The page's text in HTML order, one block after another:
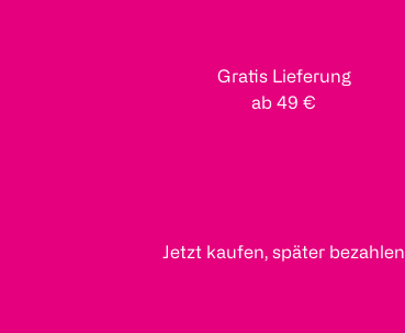
Gratis Lieferung
ab 49 €
Jetzt kaufen, später bezahlen